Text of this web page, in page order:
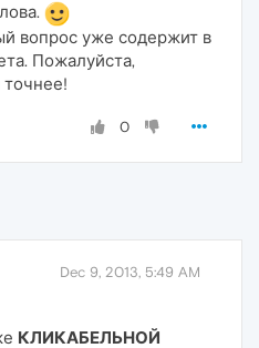
вопрос уже содержит в
Пожалуйста,
точнее!
0
Dec 9, 2013, 5:49 AM
КЛИКАБЕЛЬНОЙ